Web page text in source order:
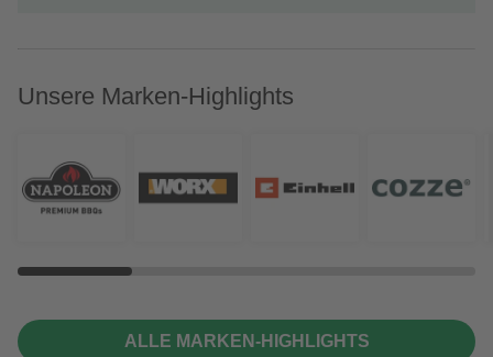
Unsere Marken-Highlights
ALLE MARKEN-HIGHLIGHTS